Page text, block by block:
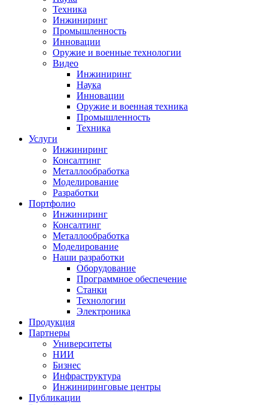
Техника
Инжиниринг
Промышленность
Инновации
Оружие и военные технологии
Видео
Инжиниринг
Наука
Инновации
Оружие и военная техника
Промышленность
Техника
Услуги
Инжиниринг
Консалтинг
Металлообработка
Моделирование
Разработки
Портфолио
Инжиниринг
Консалтинг
Металлообработка
Моделирование
Наши разработки
Оборудование
Программное обеспечение
Станки
Технологии
Электроника
Продукция
Партнеры
Университеты
НИИ
Бизнес
Инфраструктура
Инжиниринговые центры
Публикации